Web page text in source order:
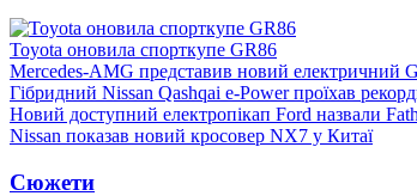
Toyota оновила спорткупе GR86
Mercedes-AMG представив новий електричний
Гібридний Nissan Qashqai e-Power проїхав
Новий доступний електропікап Ford назвали
Nissan показав новий кросовер NX7 у Китаї
Сюжети